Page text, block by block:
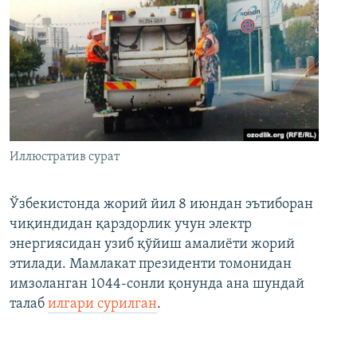
Иллюстратив сурат
Ўзбекистонда жорий йил 8 июндан эътиборан
чиқиндидан қарздорлик учун электр
энергиясидан узиб қўйиш амалиёти жорий
этилади. Мамлакат президенти томонидан
имзоланган 1044-сонли қонунда ана шундай
талаб илгари сурилган.